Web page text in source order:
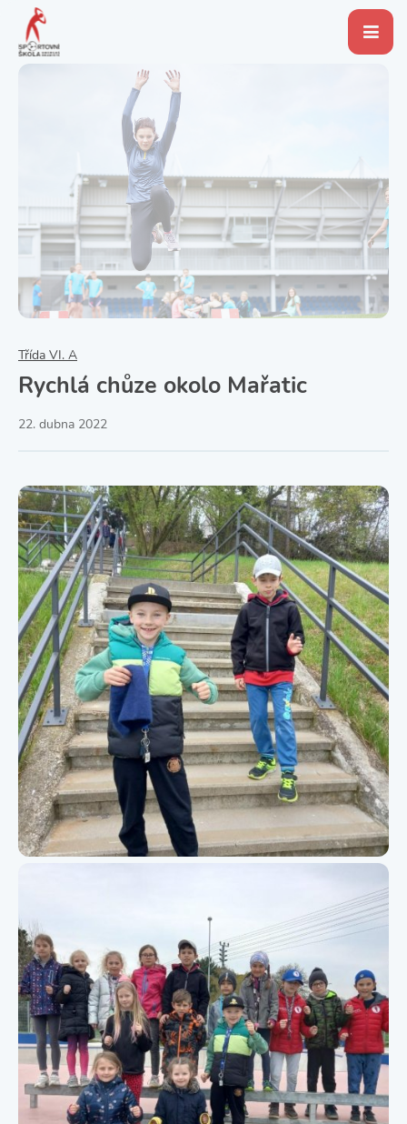
Třída VI. A
Rychlá chůze okolo Mařatic
22. dubna 2022